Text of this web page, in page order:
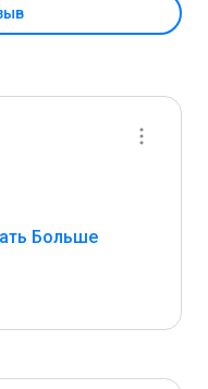
Больше